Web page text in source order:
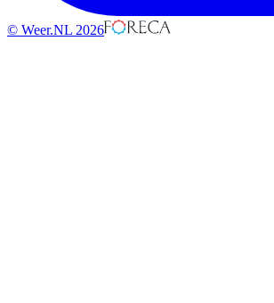
© Weer.NL 2026